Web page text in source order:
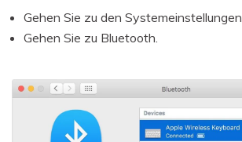
Gehen Sie zu den Systemeinstellungen.
Gehen Sie zu Bluetooth.